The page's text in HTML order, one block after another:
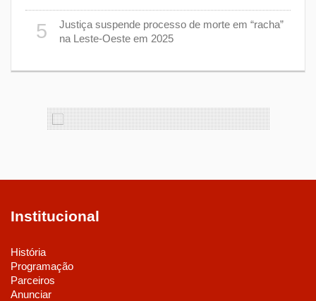
5
Justiça suspende processo de morte em “racha”
na Leste-Oeste em 2025
Institucional
História
Programação
Parceiros
Anunciar